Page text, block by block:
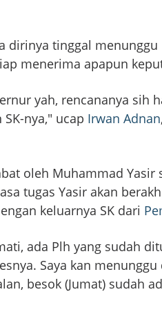
dirinya tinggal menunggu
menerima apapun
yah, rencananya sih
nya," ucap Irwan Adnan
oleh Muhammad Yasir
tugas Yasir akan
keluarnya SK dari
ada Plh yang sudah
Saya kan menunggu
besok (Jumat) sudah